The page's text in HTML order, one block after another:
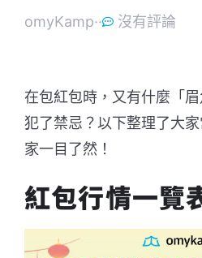
omyKamp·· 沒有評論
在包紅包時，又有什麼「
犯了禁忌？以下整理了大
家一目了然！
紅包行情一覽